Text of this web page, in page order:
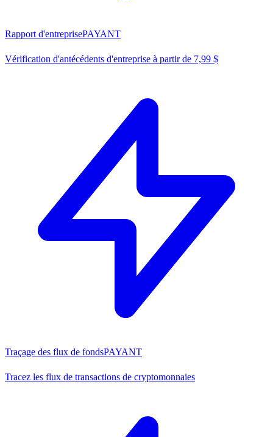
Rapport d'entreprisePAYANT
Vérification d'antécédents d'entreprise à partir de 7,99 $
Traçage des flux de fondsPAYANT
Tracez les flux de transactions de cryptomonnaies